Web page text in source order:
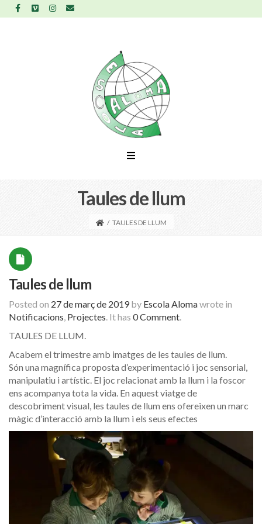
Taules de llum
/ TAULES DE LLUM
Taules de llum
Posted on 27 de març de 2019 by Escola Alomawrote in
Notificacions, Projectes. It has 0 Comment.
TAULES DE LLUM.
Acabem el trimestre amb imatges de les taules de llum.
Són una magnífica proposta d’experimentació i joc sensorial,
manipulatiu i artístic. El joc relacionat amb la llum i la foscor
ens acompanya tota la vida. En aquest viatge de
descobriment visual, les taules de llum ens ofereixen un marc
màgic d’interacció amb la llum i els seus efectes